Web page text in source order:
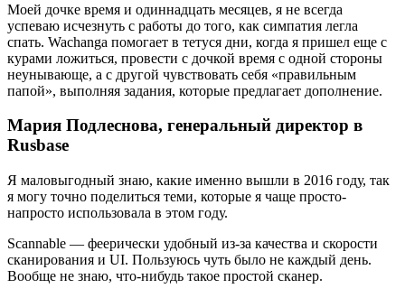
Моей дочке время и одиннадцать месяцев, я не всегда
успеваю исчезнуть с работы до того, как симпатия легла
спать. Wachanga помогает в тетуся дни, когда я пришел еще с
курами ложиться, провести с дочкой время с одной стороны
неунывающе, а с другой чувствовать себя «правильным
папой», выполняя задания, которые предлагает дополнение.
Мария Подлеснова, генеральный директор в
Rusbase
Я маловыгодный знаю, какие именно вышли в 2016 году, так
я могу точно поделиться теми, которые я чаще просто-
напросто использовала в этом году.
Scannable — феерически удобный из-за качества и скорости
сканирования и UI. Пользуюсь чуть было не каждый день.
Вообще не знаю, что-нибудь такое простой сканер.